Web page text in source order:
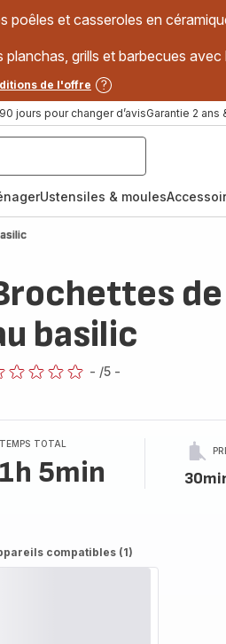
et casseroles en
grills et barbecues
de l'offre
90 jours pour changer d’avisGarantie 2 ans
Ustensiles & moules
basilic
- /5 -
TEMPS TOTAL
1h 5min
compatibles (1)